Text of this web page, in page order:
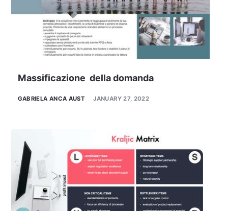
Massificazione della domanda
GABRIELA ANCA AUST JANUARY 27, 2022